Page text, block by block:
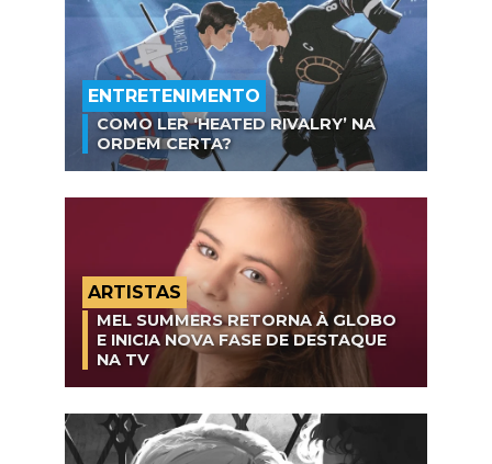
ENTRETENIMENTO
COMO LER ‘HEATED RIVALRY’ NA
ORDEM CERTA?
ARTISTAS
MEL SUMMERS RETORNA À GLOBO
E INICIA NOVA FASE DE DESTAQUE
NA TV